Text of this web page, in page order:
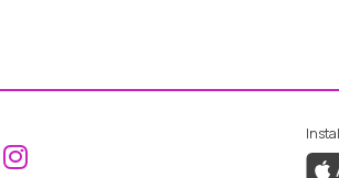
Aceder ao Facebook da
Aceder ao Instagram da